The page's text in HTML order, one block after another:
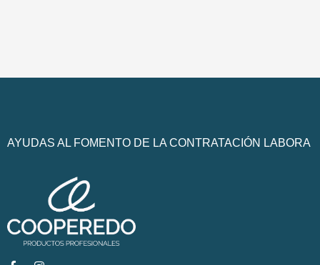
AYUDAS AL FOMENTO DE LA CONTRATACIÓN LABORA